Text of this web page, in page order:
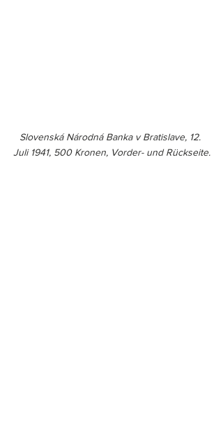
Slovenská Národná Banka v Bratislave, 12.
Juli 1941, 500 Kronen, Vorder- und Rückseite.